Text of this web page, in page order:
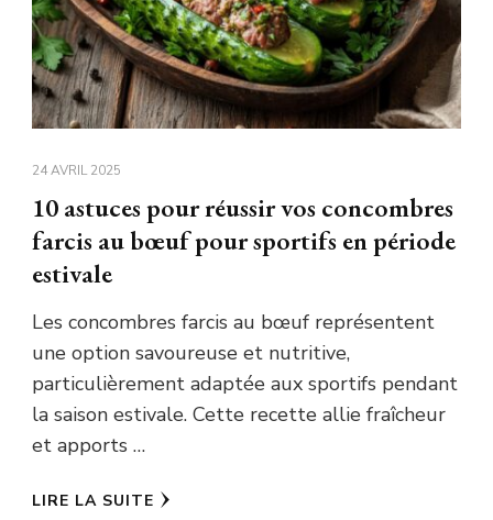
24 AVRIL 2025
10 astuces pour réussir vos concombres
farcis au bœuf pour sportifs en période
estivale
Les concombres farcis au bœuf représentent
une option savoureuse et nutritive,
particulièrement adaptée aux sportifs pendant
la saison estivale. Cette recette allie fraîcheur
et apports …
LIRE LA SUITE